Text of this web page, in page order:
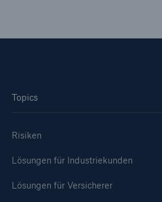
Topics
Risiken
Lösungen für Industriekunden
Lösungen für Versicherer
600 bn